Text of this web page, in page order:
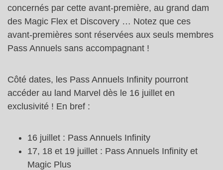
concernés par cette avant-première, au grand dam
des Magic Flex et Discovery … Notez que ces
avant-premières sont réservées aux seuls membres
Pass Annuels sans accompagnant !
Côté dates, les Pass Annuels Infinity pourront
accéder au land Marvel dès le 16 juillet en
exclusivité ! En bref :
16 juillet : Pass Annuels Infinity
17, 18 et 19 juillet : Pass Annuels Infinity et
Magic Plus